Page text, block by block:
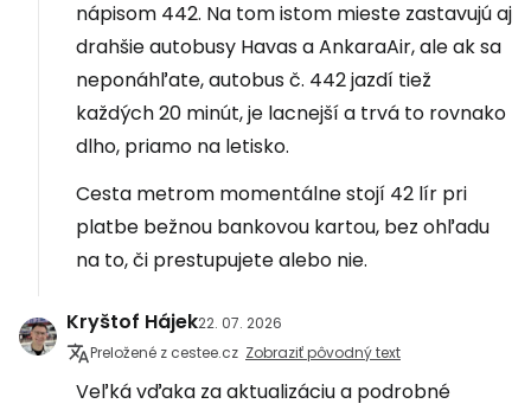
nápisom 442. Na tom istom mieste zastavujú aj
drahšie autobusy Havas a AnkaraAir, ale ak sa
neponáhľate, autobus č. 442 jazdí tiež
každých 20 minút, je lacnejší a trvá to rovnako
dlho, priamo na letisko.
Cesta metrom momentálne stojí 42 lír pri
platbe bežnou bankovou kartou, bez ohľadu
na to, či prestupujete alebo nie.
Kryštof Hájek22. 07. 2026
Preložené z cestee.cz Zobraziť pôvodný text
Veľká vďaka za aktualizáciu a podrobné